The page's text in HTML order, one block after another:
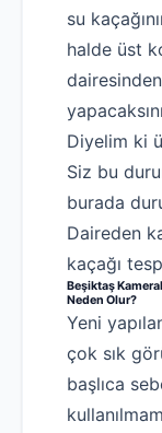
su
halde üst
Diyelim ki
Siz bu
burada
Daireden
kaçağı
Beşiktaş
Neden Olur?
Yeni
çok sık
başlıca